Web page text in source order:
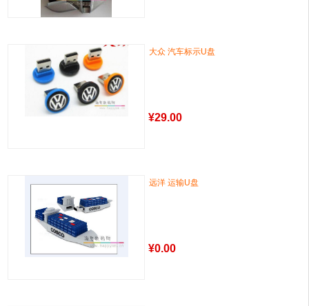
大众 汽车标示U盘
¥29.00
远洋 运输U盘
¥0.00